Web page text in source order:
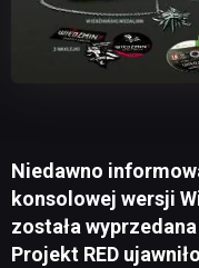
Niedawno
konsolowej wersji
została
Projekt RED